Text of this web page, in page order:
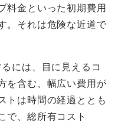
料金といった初期費用
。それは危険な近道で
には、目に見えるコ
を含む、幅広い費用が
トは時間の経過ととも
で、総所有コスト